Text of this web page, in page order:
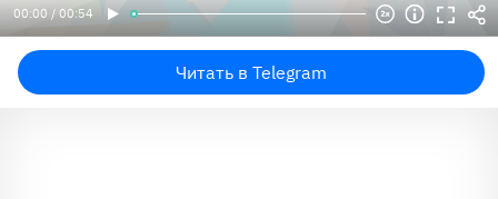
00:00 / 00:54
Читать в Telegram